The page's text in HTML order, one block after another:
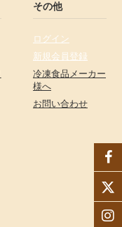
その他
ログイン
新規会員登録
冷凍食品メーカー
様へ
お問い合わせ